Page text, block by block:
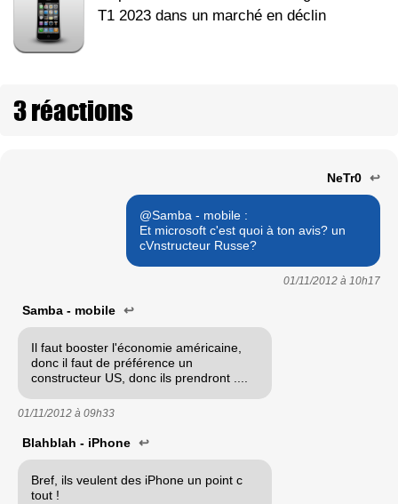
T1 2023 dans un marché en déclin
3 réactions
NeTr0 ↩
@Samba - mobile :
Et microsoft c'est quoi à ton avis? un
cVnstructeur Russe?
01/11/2012 à 10h17
Samba - mobile ↩
Il faut booster l'économie américaine,
donc il faut de préférence un
constructeur US, donc ils prendront ....
01/11/2012 à 09h33
Blahblah - iPhone ↩
Bref, ils veulent des iPhone un point c
tout !